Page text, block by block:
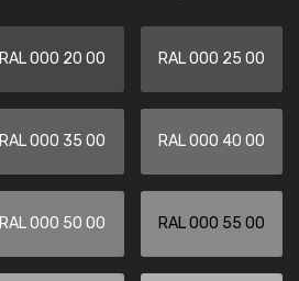
RAL 000 20 00 RAL 000 25 00
RAL 000 35 00 RAL 000 40 00
RAL 000 50 00 RAL 000 55 00